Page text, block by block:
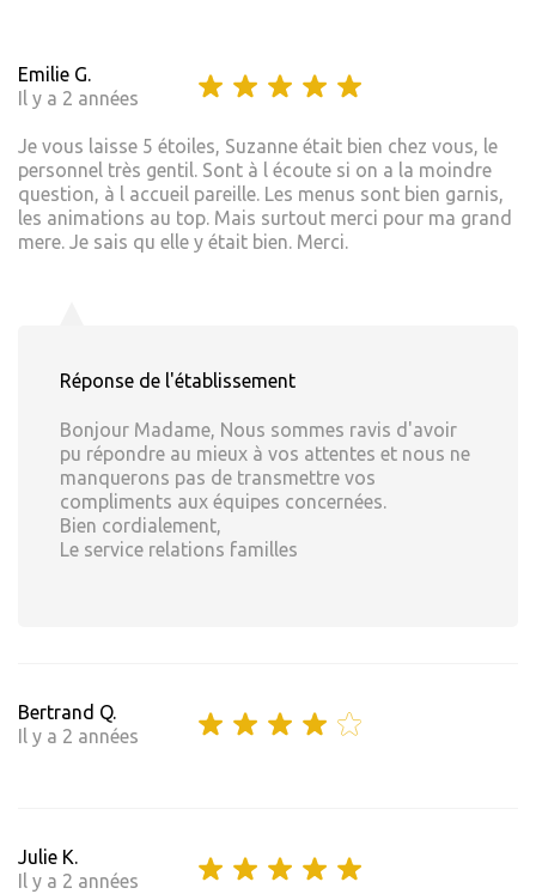
Emilie G.
Il y a 2 années
Je vous laisse 5 étoiles, Suzanne était bien chez vous, le
personnel très gentil. Sont à l écoute si on a la moindre
question, à l accueil pareille. Les menus sont bien garnis,
les animations au top. Mais surtout merci pour ma grand
mere. Je sais qu elle y était bien. Merci.
Réponse de l'établissement
Bonjour Madame, Nous sommes ravis d'avoir
pu répondre au mieux à vos attentes et nous ne
manquerons pas de transmettre vos
compliments aux équipes concernées.
Bien cordialement,
Le service relations familles
Bertrand Q.
Il y a 2 années
Julie K.
Il y a 2 années